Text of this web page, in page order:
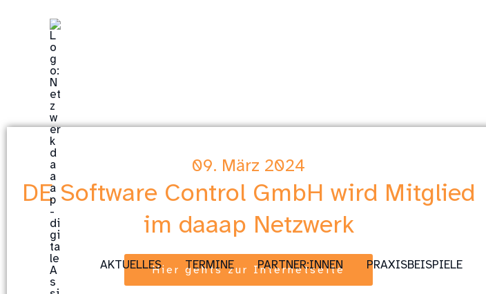
AKTUELLES TERMINE PARTNER:INNEN PRAXISBEISPIELE
09. März 2024
DE Software Control GmbH wird Mitglied
im daaap Netzwerk
Hier gehts zur Internetseite